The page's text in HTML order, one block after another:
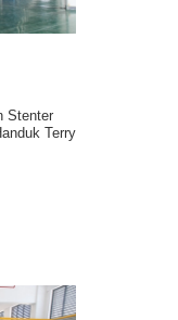
Stenter
Terry